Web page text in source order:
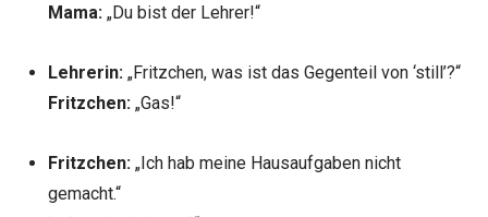
Mama:„Du bist der Lehrer!“
Lehrerin:„Fritzchen, was ist das Gegenteil von ‘still’?“
Fritzchen:„Gas!“
Fritzchen:„Ich hab meine Hausaufgaben nicht
gemacht.“